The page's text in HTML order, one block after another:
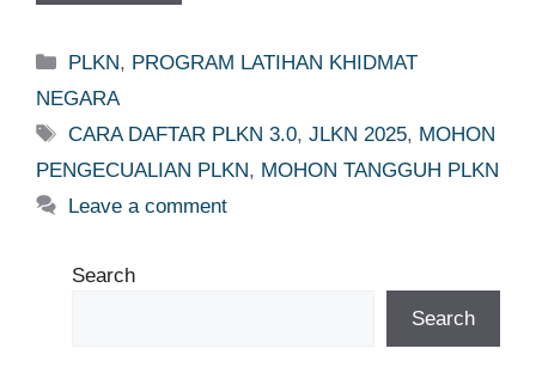
Categories
PLKN, PROGRAM LATIHAN KHIDMAT
NEGARA
Tags
CARA DAFTAR PLKN 3.0,JLKN 2025, MOHON
PENGECUALIAN PLKN, MOHON TANGGUH PLKN
Leave a comment
Search
Search